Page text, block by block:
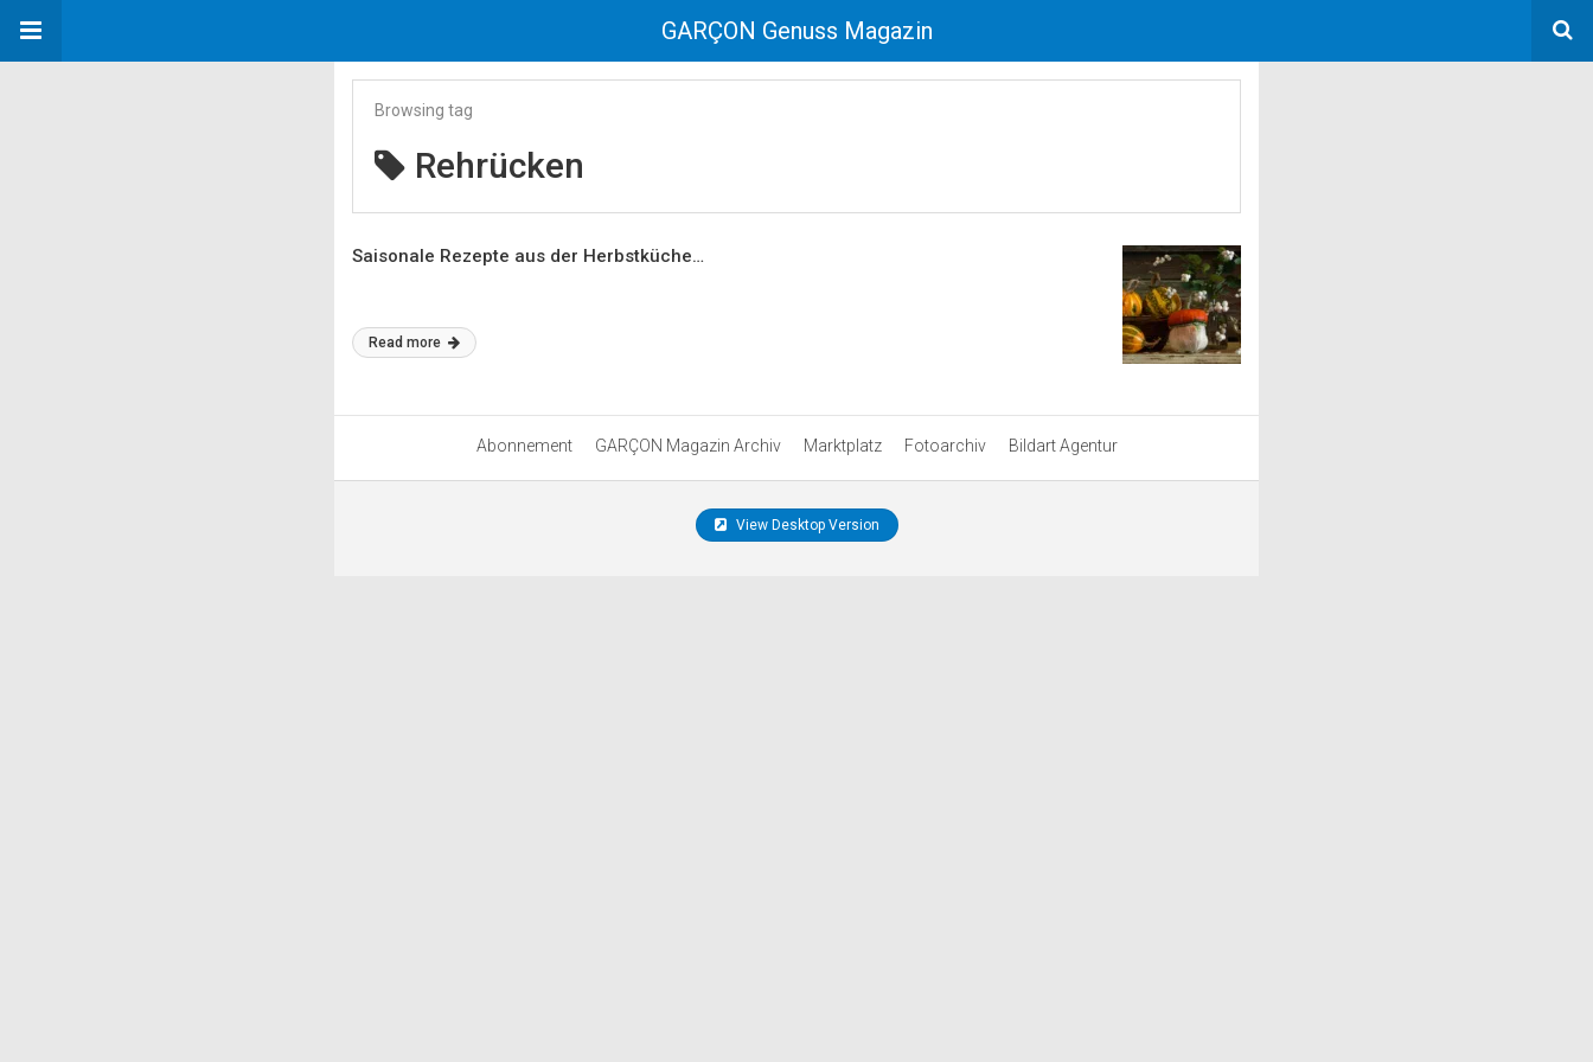
GARÇON Genuss Magazin
Browsing tag
Rehrücken
Saisonale Rezepte aus der Herbstküche…
Read more
Abonnement GARÇON Magazin Archiv Marktplatz Fotoarchiv Bildart Agentur
View Desktop Version